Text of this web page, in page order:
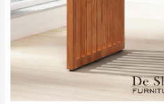
新北
$ 9,000以
法搬運上樓等因素，
保有出貨的權利。
保護物流人員的工作
服務，若需以吊車
費用將由買方自行支
因大型傢俱有組裝